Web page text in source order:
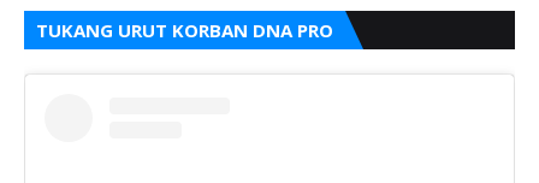
TUKANG URUT KORBAN DNA PRO